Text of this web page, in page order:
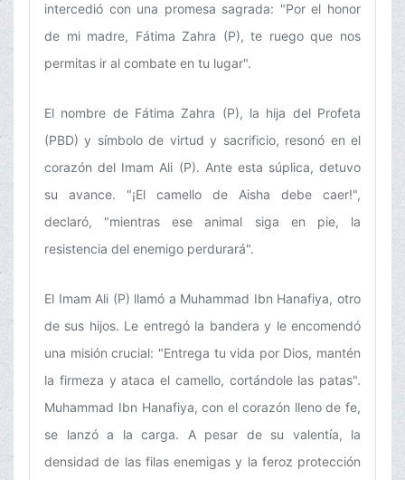
intercedió con una promesa sagrada: "Por el honor
de mi madre, Fátima Zahra (P), te ruego que nos
permitas ir al combate en tu lugar".
El nombre de Fátima Zahra (P), la hija del Profeta
(PBD) y símbolo de virtud y sacrificio, resonó en el
corazón del Imam Ali (P). Ante esta súplica, detuvo
su avance. "¡El camello de Aisha debe caer!",
declaró, "mientras ese animal siga en pie, la
resistencia del enemigo perdurará".
El Imam Ali (P) llamó a Muhammad Ibn Hanafiya, otro
de sus hijos. Le entregó la bandera y le encomendó
una misión crucial: "Entrega tu vida por Dios, mantén
la firmeza y ataca el camello, cortándole las patas".
Muhammad Ibn Hanafiya, con el corazón lleno de fe,
se lanzó a la carga. A pesar de su valentía, la
densidad de las filas enemigas y la feroz protección